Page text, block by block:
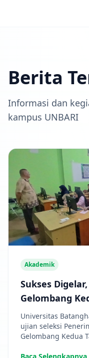
Berita
Informasi dan
kampus UNBARI
Akademik
Sukses
Gelombang
Batanghari TA
Universitas
ujian seleksi
Gelombang Kedua